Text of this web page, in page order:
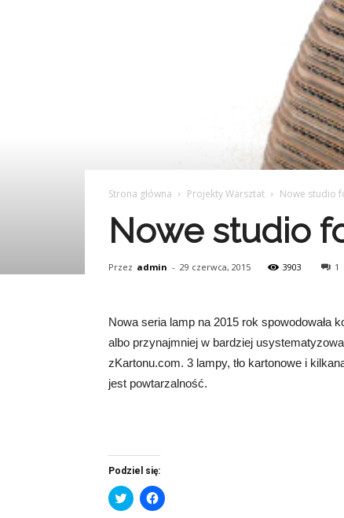
Strona główna Projekty Warsztat Nowe studio
Nowe studio
Przez admin - 29 czerwca, 2015 3903 1
Nowa seria lamp na 2015 rok spowodowała
albo przynajmniej w bardziej
zKartonu.com. 3 lampy, tło kartonowe i
jest powtarzalność.
Podziel się:
Click
to
Click
to